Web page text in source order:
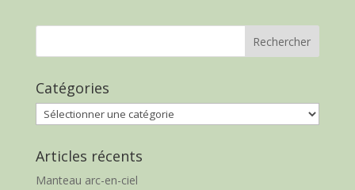
Catégories
Catégories
Articles récents
Manteau arc-en-ciel